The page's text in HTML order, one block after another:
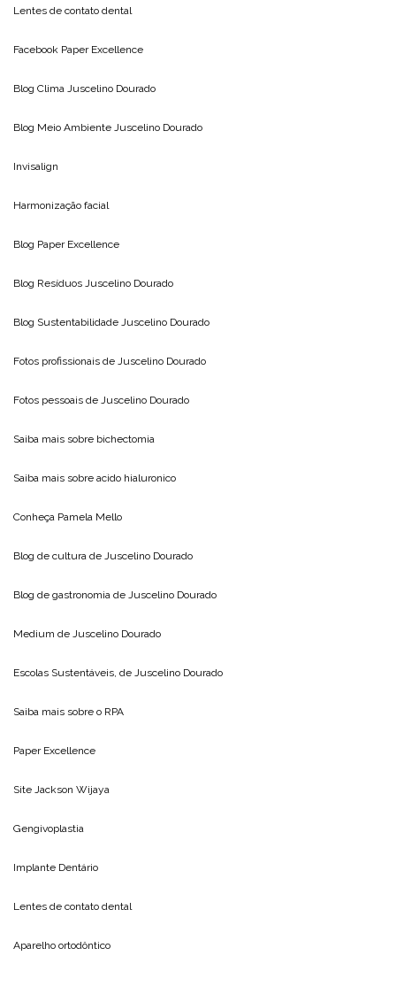
Lentes de contato dental
Facebook Paper Excellence
Blog Clima Juscelino Dourado
Blog Meio Ambiente Juscelino Dourado
Invisalign
Harmonização facial
Blog Paper Excellence
Blog Resíduos Juscelino Dourado
Blog Sustentabilidade Juscelino Dourado
Fotos profissionais de Juscelino Dourado
Fotos pessoais de Juscelino Dourado
Saiba mais sobre bichectomia
Saiba mais sobre acido hialuronico
Conheça Pamela Mello
Blog de cultura de Juscelino Dourado
Blog de gastronomia de Juscelino Dourado
Medium de Juscelino Dourado
Escolas Sustentáveis, de Juscelino Dourado
Saiba mais sobre o RPA
Paper Excellence
Site Jackson Wijaya
Gengivoplastia
Implante Dentário
Lentes de contato dental
Aparelho ortodôntico